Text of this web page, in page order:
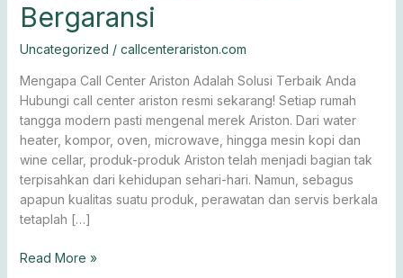
Bergaransi
Uncategorized / callcenterariston.com
Mengapa Call Center Ariston Adalah Solusi Terbaik Anda
Hubungi call center ariston resmi sekarang! Setiap rumah
tangga modern pasti mengenal merek Ariston. Dari water
heater, kompor, oven, microwave, hingga mesin kopi dan
wine cellar, produk-produk Ariston telah menjadi bagian tak
terpisahkan dari kehidupan sehari-hari. Namun, sebagus
apapun kualitas suatu produk, perawatan dan servis berkala
tetaplah […]
Sekarang
Servis
Bergaransi
Read More »